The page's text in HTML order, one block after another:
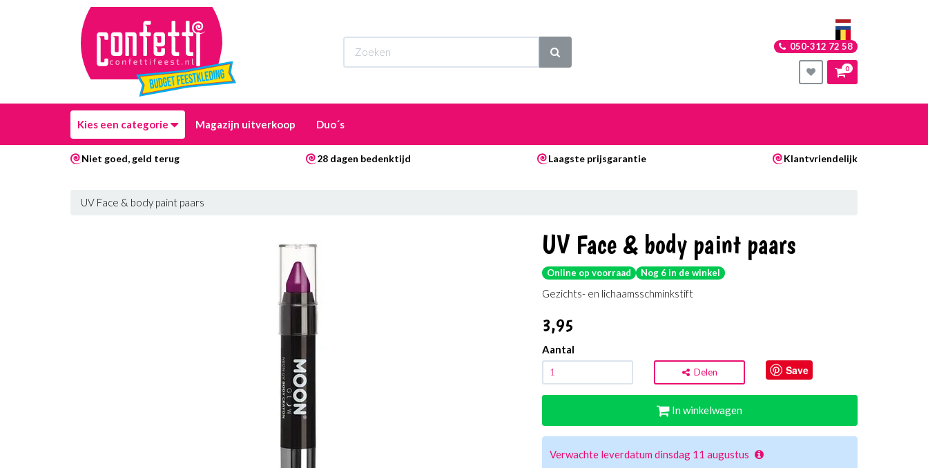
050-312 72 58
0
Kies een categorie Magazijn uitverkoop Duo´s
Niet goed, geld terug 28 dagen bedenktijd Laagste prijsgarantie Klantvriendelijk
UV Face & body paint paars
UV Face & body paint paars
Online op voorraad Nog 6 in de winkel
Gezichts- en lichaamsschminkstift
3,95
Aantal
Delen Save
In winkelwagen
Verwachte leverdatum dinsdag 11 augustus